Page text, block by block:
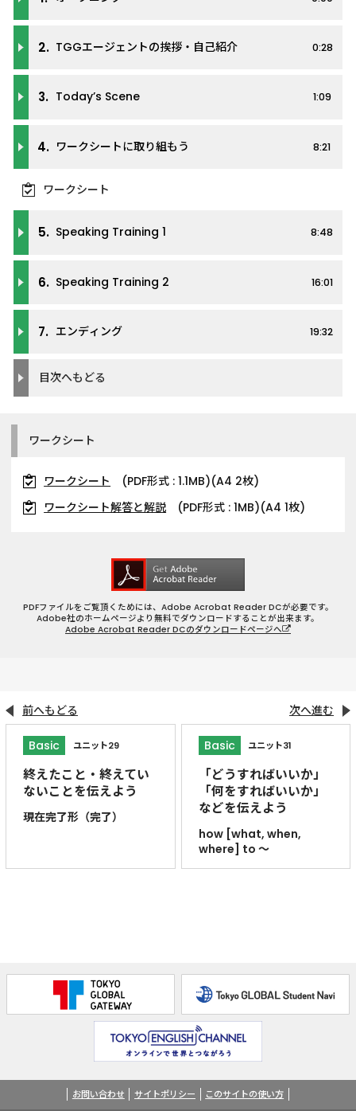
2. TGGエージェントの挨拶・自己紹介 0:28
3. Today’s Scene 1:09
4. ワークシートに取り組もう 8:21
ワークシート
5. Speaking Training 1 8:48
6. Speaking Training 2 16:01
7. エンディング 19:32
目次へもどる
ワークシート
ワークシート
(PDF形式 : 1.1MB)(A4 2枚)
ワークシート解答と解説
(PDF形式 : 1MB)(A4 1枚)
PDFファイルをご覧頂くためには、Adobe Acrobat Reader DCが必要です。
Adobe社のホームページより無料でダウンロードすることが出来ます。
Adobe Acrobat Reader DCのダウンロードページへ
前へもどる
Basic ユニット29
終えたこと・終えてい
ないことを伝えよう
現在完了形（完了）
次へ進む
Basic ユニット31
「どうすればいいか」
「何をすればいいか」
などを伝えよう
how [what, when,
where] to ～
お問い合わせ サイトポリシー このサイトの使い方